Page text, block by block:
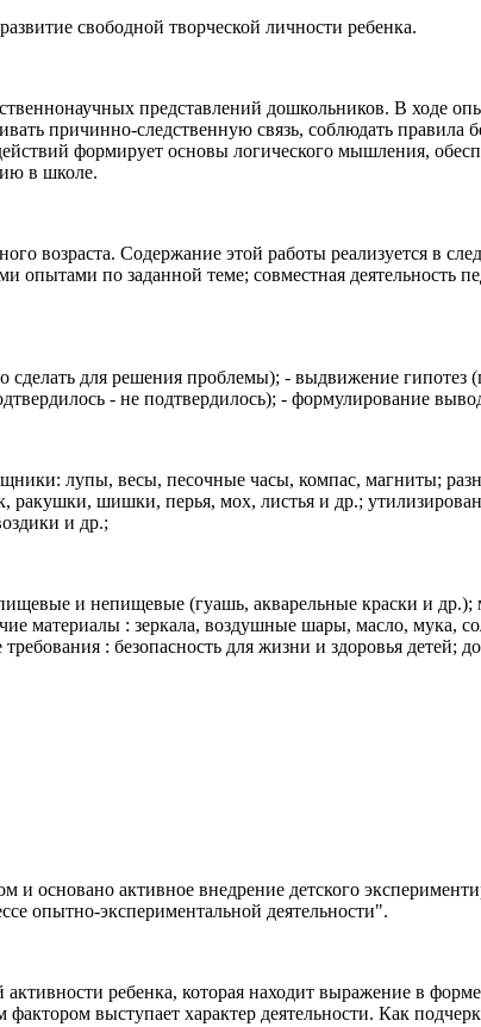
свободной творческой личности ребенка.
представлений дошкольников. В ходе
причинно-следственную связь, соблюдать правила
формирует основы логического мышления,
в школе.
возраста. Содержание этой работы реализуется в
по заданной теме; совместная деятельность
для решения проблемы); - выдвижение
- не подтвердилось); - формулирование
лупы, весы, песочные часы, компас, магниты;
ракушки, шишки, перья, мох, листья и др.;
и др.;
и непищевые (гуашь, акварельные краски и
: зеркала, воздушные шары, масло, мука,
: безопасность для жизни и здоровья детей;
и основано активное внедрение детского
опытно-экспериментальной деятельности".
ребенка, которая находит выражение в
выступает характер деятельности. Как